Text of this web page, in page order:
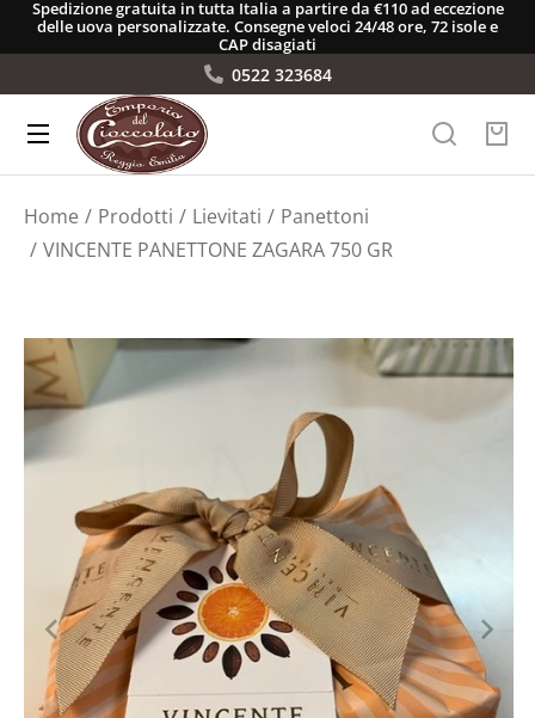
Spedizione gratuita in tutta Italia a partire da €110 ad eccezione
delle uova personalizzate. Consegne veloci 24/48 ore, 72 isole e
CAP disagiati
0522 323684
Tu sei qui:
Home Prodotti Lievitati
Panettoni
VINCENTE PANETTONE ZAGARA 750 GR